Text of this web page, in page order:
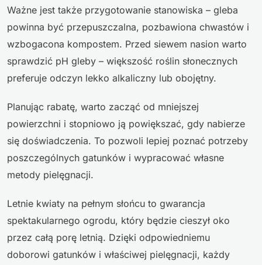
Ważne jest także przygotowanie stanowiska – gleba
powinna być przepuszczalna, pozbawiona chwastów i
wzbogacona kompostem. Przed siewem nasion warto
sprawdzić pH gleby – większość roślin słonecznych
preferuje odczyn lekko alkaliczny lub obojętny.
Planując rabatę, warto zacząć od mniejszej
powierzchni i stopniowo ją powiększać, gdy nabierze
się doświadczenia. To pozwoli lepiej poznać potrzeby
poszczególnych gatunków i wypracować własne
metody pielęgnacji.
Letnie kwiaty na pełnym słońcu to gwarancja
spektakularnego ogrodu, który będzie cieszył oko
przez całą porę letnią. Dzięki odpowiedniemu
doborowi gatunków i właściwej pielęgnacji, każdy